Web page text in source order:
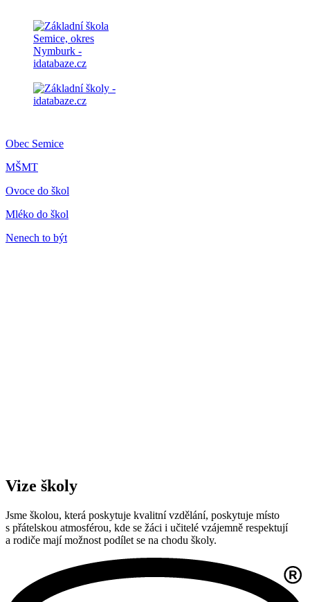
Obec Semice
MŠMT
Ovoce do škol
Mléko do škol
Nenech to být
Vize školy
Jsme školou, která poskytuje kvalitní vzdělání, poskytuje místo
s přátelskou atmosférou, kde se žáci i učitelé vzájemně respektují
a rodiče mají možnost podílet se na chodu školy.